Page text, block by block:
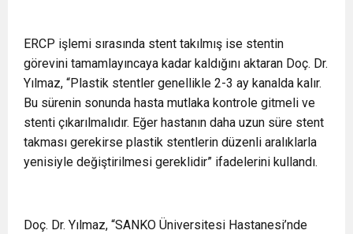
ERCP işlemi sırasında stent takılmış ise stentin
görevini tamamlayıncaya kadar kaldığını aktaran Doç. Dr.
Yılmaz, “Plastik stentler genellikle 2-3 ay kanalda kalır.
Bu sürenin sonunda hasta mutlaka kontrole gitmeli ve
stenti çıkarılmalıdır. Eğer hastanın daha uzun süre stent
takması gerekirse plastik stentlerin düzenli aralıklarla
yenisiyle değiştirilmesi gereklidir” ifadelerini kullandı.
Doç. Dr. Yılmaz, “SANKO Üniversitesi Hastanesi’nde